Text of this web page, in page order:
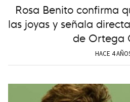
Rosa Benito confirma
las joyas y señala
de Ortega
HACE 4